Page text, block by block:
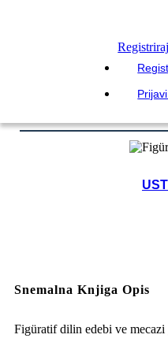
Snemalna Knjiga Opis
Figüratif dilin edebi ve mecazi